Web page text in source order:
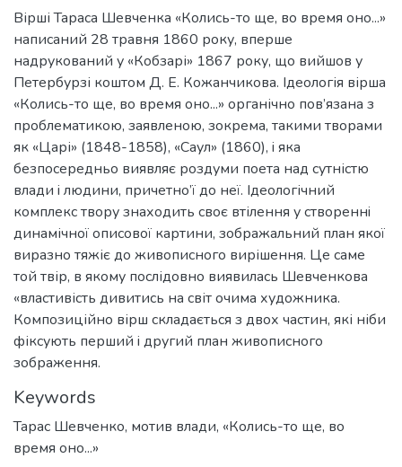
Вірші Тараса Шевченка «Колись-то ще, во время оно...»
написаний 28 травня 1860 року, вперше
надрукований у «Кобзарі» 1867 року, що вийшов у
Петербурзі коштом Д. Е. Кожанчикова. Ідеологія вірша
«Колись-то ще, во время оно...» органічно пов’язана з
проблематикою, заявленою, зокрема, такими творами
як «Царі» (1848-1858), «Саул» (1860), i яка
безпосередньо виявляє роздуми поета над сутністю
влади i людини, причетно’ї до неї. Ідеологічний
комплекс твору знаходить своє втілення у створeннi
динамічної описової картини, зображальний план якої
виразно тяжіє до живописного вирішення. Це саме
той твір, в якому послідовно виявилась Шевченкова
«властивість дивитись на світ очима художника.
Композиційно вірш складається з двох частин, які ніби
фіксують перший i другий план живописного
зображення.
Keywords
Тарас Шевченко, мотив влади, «Колись-то ще, во
время оно...»